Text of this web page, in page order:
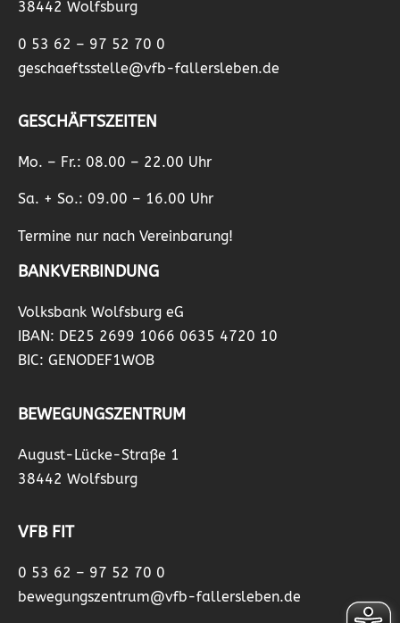
38442 Wolfsburg
0 53 62 – 97 52 70 0
geschaeftsstelle@vfb-fallersleben.de
GESCHÄFTSZEITEN
Mo. – Fr.: 08.00 – 22.00 Uhr
Sa. + So.: 09.00 – 16.00 Uhr
Termine nur nach Vereinbarung!
BANKVERBINDUNG
Volksbank Wolfsburg eG
IBAN: DE25 2699 1066 0635 4720 10
BIC: GENODEF1WOB
BEWEGUNGSZENTRUM
August-Lücke-Straße 1
38442 Wolfsburg
VFB FIT
0 53 62 – 97 52 70 0
bewegungszentrum@vfb-fallersleben.de